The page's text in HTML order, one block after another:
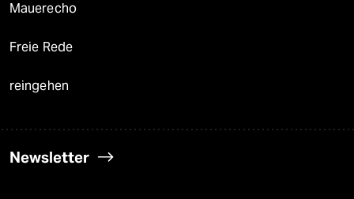
Mauerecho
Freie Rede
reingehen
Newsletter